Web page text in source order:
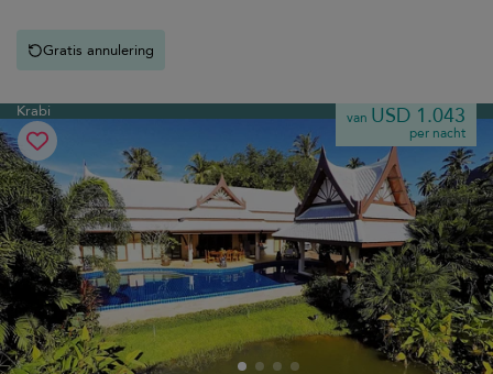
Gratis annulering
Krabi van USD 1.043
per nacht